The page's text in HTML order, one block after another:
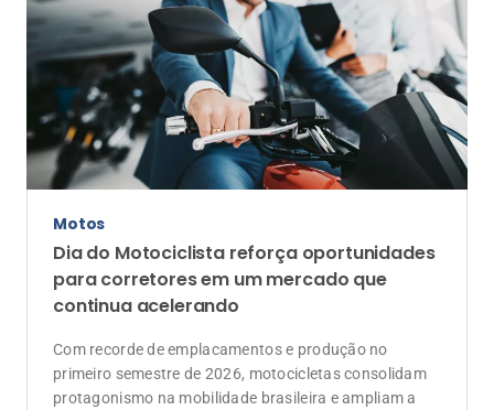
Motos
Dia do Motociclista reforça oportunidades
para corretores em um mercado que
continua acelerando
Com recorde de emplacamentos e produção no
primeiro semestre de 2026, motocicletas consolidam
protagonismo na mobilidade brasileira e ampliam a